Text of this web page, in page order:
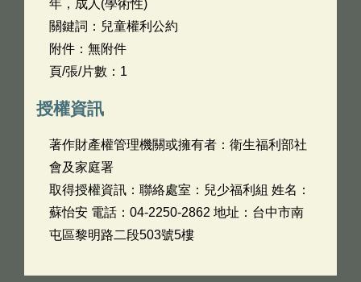
年，成人(學術性)
關鍵詞：兒童權利公約
附件：無附件
頁/張/片數：1
授權資訊
著作財產權管理機關或擁有者：衛生福利部社
會及家庭署
取得授權資訊：聯絡處室：兒少福利組 姓名：
蘇怡安 電話：04-2250-2862 地址：台中市南
屯區黎明路二段503號5樓